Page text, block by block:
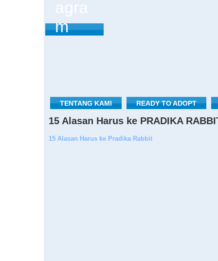
TENTANG KAMI READY TO ADOPT
15 Alasan Harus ke PRADIKA
15 Alasan Harus ke Pradika Rabbit